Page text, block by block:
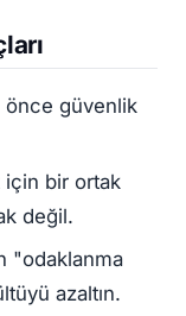
önce güvenlik
için bir ortak
değil.
"odaklanma
azaltın.